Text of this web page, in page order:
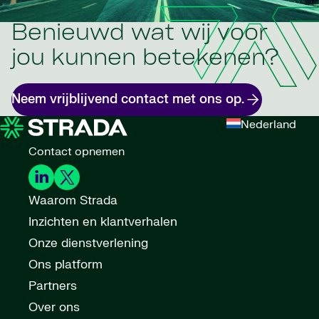
Benieuwd wat wij voor
jou kunnen betekenen?
Neem vrijblijvend contact met ons op.
Nederland
Contact opnemen
Waarom Strada
Inzichten en klantverhalen
Onze dienstverlening
Ons platform
Partners
Over ons